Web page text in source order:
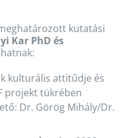
kutatási
Kar PhD és
kulturális attitűdje és
projekt tükrében
Dr. Görög Mihály/Dr.